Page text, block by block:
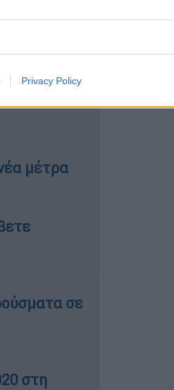
Privacy Policy
- Τέκνα του
μέτρα
σε
στη